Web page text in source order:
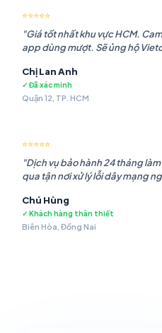
⭐⭐⭐⭐⭐
"Giá tốt nhất khu vực HCM.
app dùng mượt. Sẽ ủng hộ
Chị Lan Anh
✓ Đã xác minh
Quận 12, TP. HCM
⭐⭐⭐⭐⭐
"Dịch vụ bảo hành 24 tháng
qua tận nơi xử lý lỗi dây mạng
Chú Hùng
✓ Khách hàng thân thiết
Biên Hòa, Đồng Nai